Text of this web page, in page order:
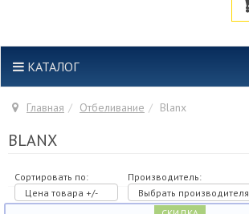
КАТАЛОГ
Главная Отбеливание Blanx
BLANX
Сортировать по:
Цена товара +/-
Производитель:
Выбрать производителя